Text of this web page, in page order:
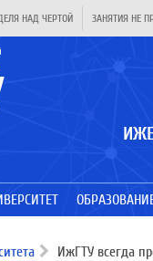
НАД ЧЕРТОЙ ЗАНЯТИЯ НЕ
ИжГТУ всегда